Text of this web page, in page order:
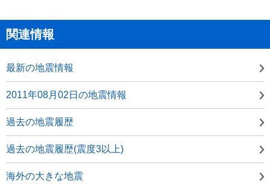
関連情報
最新の地震情報
2011年08月02日の地震情報
過去の地震履歴
過去の地震履歴(震度3以上)
海外の大きな地震